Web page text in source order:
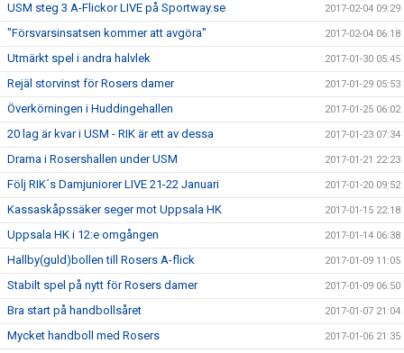
USM steg 3 A-Flickor LIVE på Sportway.se 2017-02-04 09:29
"Försvarsinsatsen kommer att avgöra" 2017-02-04 06:18
Utmärkt spel i andra halvlek 2017-01-30 05:45
Rejäl storvinst för Rosers damer 2017-01-29 05:53
Överkörningen i Huddingehallen 2017-01-25 06:02
20 lag är kvar i USM - RIK är ett av dessa 2017-01-23 07:34
Drama i Rosershallen under USM 2017-01-21 22:23
Följ RIK´s Damjuniorer LIVE 21-22 Januari 2017-01-20 09:52
Kassaskåpssäker seger mot Uppsala HK 2017-01-15 22:18
Uppsala HK i 12:e omgången 2017-01-14 06:38
Hallby(guld)bollen till Rosers A-flick 2017-01-09 11:05
Stabilt spel på nytt för Rosers damer 2017-01-09 06:50
Bra start på handbollsåret 2017-01-07 21:04
Mycket handboll med Rosers 2017-01-06 21:35